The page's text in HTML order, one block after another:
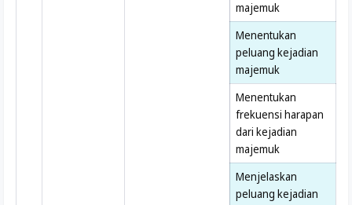
majemuk
Menentukan
peluang kejadian
majemuk
Menentukan
frekuensi harapan
dari kejadian
majemuk
Menjelaskan
peluang kejadian